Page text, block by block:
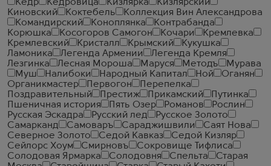
Кедр
Кедровица Кизлярка
Кизлярский
Киновский
Коктебель
Коллекция Вин Александрова
Командирский
Коноплянка
Контрабанда
Корюшка
Косогоров Самогон Кочари
Кремлевка
Кремлевский
Кристалл Крымский
Кукушка
Ламоника
Легенда Армении
Легенда Кремля
Лезгинка
Лесная Мороша Маруся Методъ
Мурава
Муш
Налибоки Народный Капитал Ной
Оганян
Органикмастер
Первогон
Перепелка
Поздравительный
Престиж Прикамский
Путинка
Пшеничная история
Пять Озер Романов
Рослин
Русская Эскадра
Русский лед
Русское Золото
Самарканд
Самоваръ Сараджишвили
Саят Нова
Северное Золото
Седой Кавказ
Седой Кизляр
Сейлорс Хоум
Смирновъ
Сокровище Тифлиса
Солодовая Ярмарка
Солодовня Спельта
Старая